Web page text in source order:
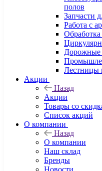
полов
Запчасти
Работа с
Дорожные
Лестницы
Акции
Назад
Акции
Товары со
Список акций
О компании
Назад
О компании
Наш склад
Бренды
Новости